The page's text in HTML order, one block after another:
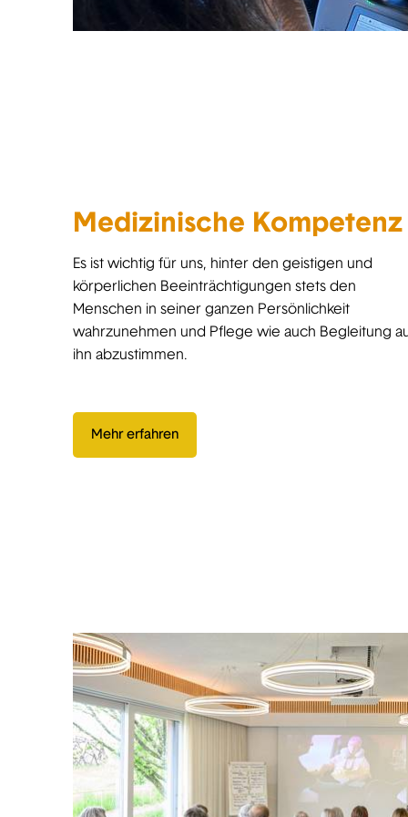
Medizinische Kompetenz
Es ist wichtig für uns, hinter den geistigen und
körperlichen Beeinträchtigungen stets den
Menschen in seiner ganzen Persönlichkeit
wahrzunehmen und Pflege wie auch Begleitung
ihn abzustimmen.
Mehr erfahren